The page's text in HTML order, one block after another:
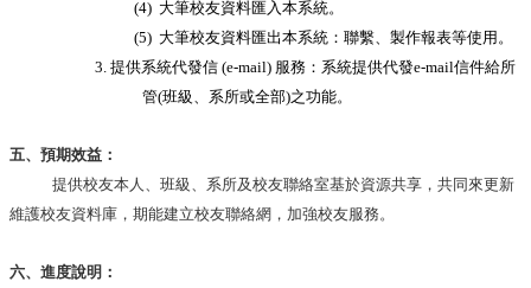
合
會
紀
(4) 大筆校友資料匯入本系統。
(5) 大筆校友資料匯出本系統：聯繫、製作報表等使用。
3. 提供系統代發信 (e-mail) 服務：系統提供代發e-mail信件給所
管(班級、系所或全部)之功能。
五、預期效益：
提供校友本人、班級、系所及校友聯絡室基於資源共享，共同來更新
維護校友資料庫，期能建立校友聯絡網，加強校友服務。
六、進度說明：